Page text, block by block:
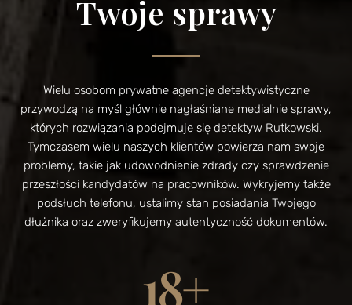
Twoje sprawy
Wielu osobom prywatne agencje detektywistyczne
przywodzą na myśl głównie nagłaśniane medialnie sprawy,
których rozwiązania podejmuje się detektyw Rutkowski.
Tymczasem wielu naszych klientów powierza nam swoje
problemy, takie jak udowodnienie zdrady czy sprawdzenie
przeszłości kandydatów na pracowników. Wykryjemy także
podsłuch telefonu, ustalimy stan posiadania Twojego
dłużnika oraz zweryfikujemy autentyczność dokumentów.
18+